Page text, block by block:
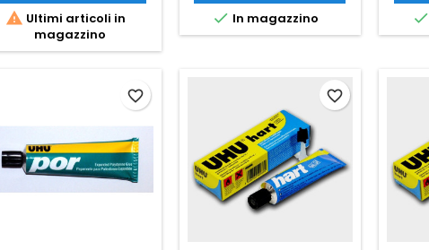
 Ultimi articoli in
magazzino
 In magazzino 
favorite_border favorite_border